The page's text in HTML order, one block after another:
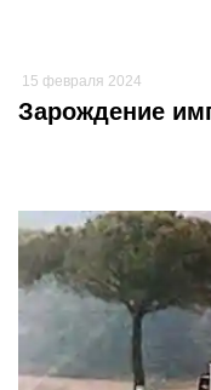
15 февраля 2024
Зарождение